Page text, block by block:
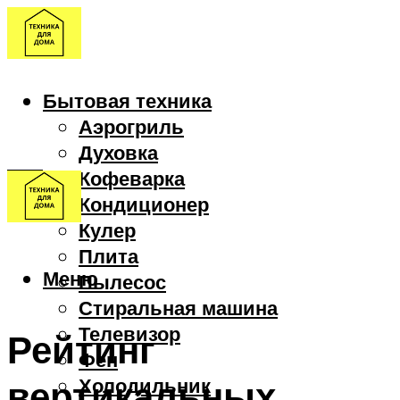
Бытовая техника
Аэрогриль
Духовка
Кофеварка
Кондиционер
Кулер
Плита
Пылесос
Стиральная машина
Телевизор
Фен
Холодильник
Меню
Рейтинг